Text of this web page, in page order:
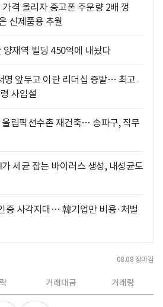
격 올리자 중고폰 주문량 2배 껑
신제품용 추월
양재역 빌딩 450억에 내놨다
명 앞두고 이란 리더십 증발… 최고
사임설
림픽선수촌 재건축… 송파구, 직무
세균 잡는 바이러스 생성, 내성균도
증 사각지대… 韓기업만 비용·처벌
08.08 장마감
거래대금 거래량